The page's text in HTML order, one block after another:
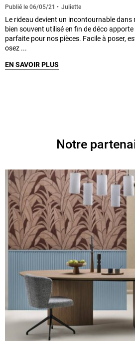
Publié le 06/05/21 Juliette
Le rideau devient un incontournable dans
bien souvent utilisé en fin de déco
parfaite pour nos pièces. Facile à poser,
osez ...
EN SAVOIR PLUS
Notre